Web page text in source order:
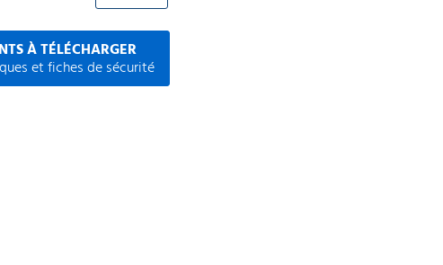
À TÉLÉCHARGER
et fiches de sécurité